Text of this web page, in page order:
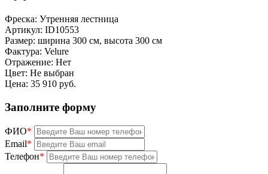
Фреска: Утренняя лестница
Артикул: ID10553
Размер: ширина 300 см, высота 300 см
Фактура: Velure
Отражение: Нет
Цвет: Не выбран
Цена: 35 910 руб.
Заполните форму
ФИО*
Email*
Телефон*